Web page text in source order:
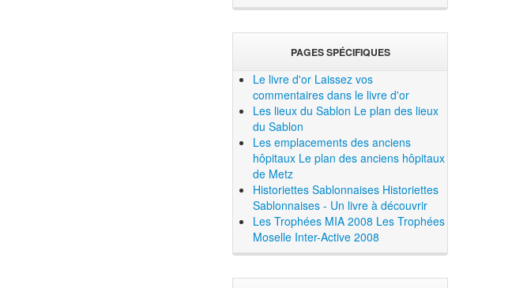
PAGES SPÉCIFIQUES
Le livre d'or Laissez vos
commentaires dans le livre d'or
Les lieux du Sablon Le plan des lieux
du Sablon
Les emplacements des anciens
hôpitaux Le plan des anciens hôpitaux
de Metz
Historiettes Sablonnaises Historiettes
Sablonnaises - Un livre à découvrir
Les Trophées MIA 2008 Les Trophées
Moselle Inter-Active 2008